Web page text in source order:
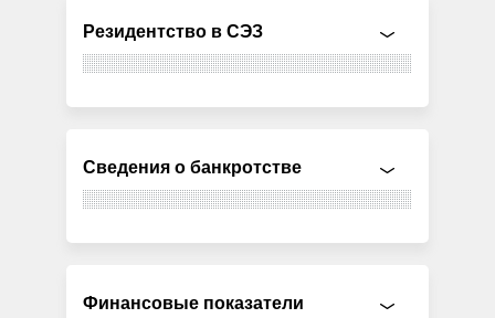
Резидентство в СЭЗ
Сведения о банкротстве
Финансовые показатели